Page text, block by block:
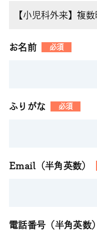
お名前 必須
ふりがな 必須
Email（半角英数）
電話番号（半角英数）